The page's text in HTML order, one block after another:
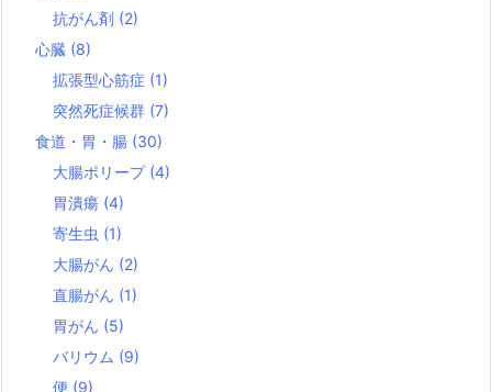
抗がん剤 (2)
心臓 (8)
拡張型心筋症 (1)
突然死症候群 (7)
食道・胃・腸 (30)
大腸ポリープ (4)
胃潰瘍 (4)
寄生虫 (1)
大腸がん (2)
直腸がん (1)
胃がん (5)
バリウム (9)
便 (9)